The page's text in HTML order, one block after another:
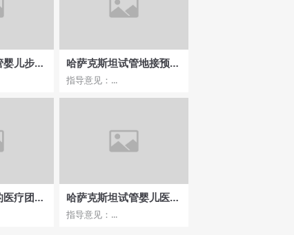
儿步骤
何应对
哈萨克斯坦试管地接预约
预约成功后的后续服务
指导意见：...
疗团队
成功率
哈萨克斯坦试管婴儿医院
推荐环境设施哪家优？
指导意见：...